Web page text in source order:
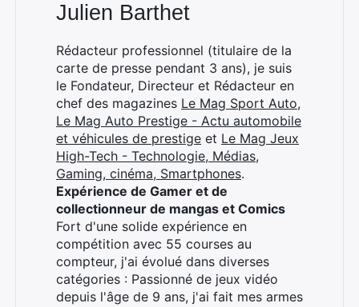
Julien Barthet
Rédacteur professionnel (titulaire de la
carte de presse pendant 3 ans), je suis
le Fondateur, Directeur et Rédacteur en
chef des magazines Le Mag Sport Auto,
Le Mag Auto Prestige - Actu automobile
et véhicules de prestige et Le Mag Jeux
High-Tech - Technologie, Médias,
Gaming, cinéma, Smartphones.
Expérience de Gamer et de
collectionneur de mangas et Comics
Fort d'une solide expérience en
compétition avec 55 courses au
compteur, j'ai évolué dans diverses
catégories : Passionné de jeux vidéo
depuis l'âge de 9 ans, j'ai fait mes armes
Rechercher
: